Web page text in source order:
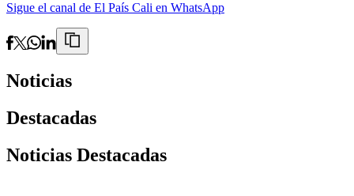
Sigue el canal de El País Cali en WhatsApp
Noticias
Destacadas
Noticias Destacadas